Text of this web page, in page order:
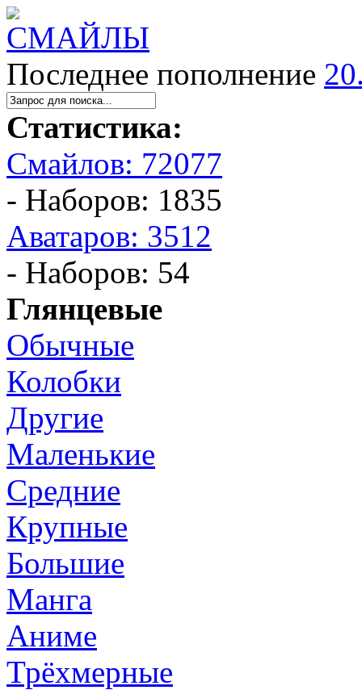
Последнее пополнение
Статистика:
Смайлов: 72077
- Наборов: 1835
Аватаров: 3512
- Наборов: 54
Глянцевые
Обычные
Колобки
Другие
Маленькие
Средние
Крупные
Большие
Манга
Аниме
Трёхмерные